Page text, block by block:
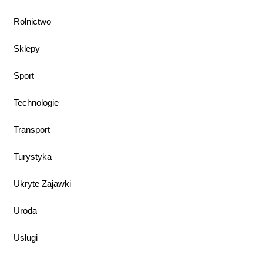
Rolnictwo
Sklepy
Sport
Technologie
Transport
Turystyka
Ukryte Zajawki
Uroda
Usługi